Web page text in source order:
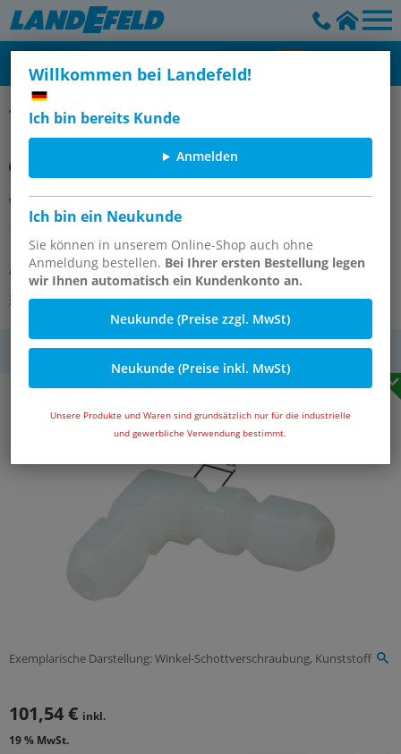
Willkommen bei Landefeld!
Ich bin bereits Kunde
Anmelden
Ich bin ein Neukunde
Sie können in unserem Online-Shop auch ohne
Anmeldung bestellen. Bei Ihrer ersten Bestellung legen
wir Ihnen automatisch ein Kundenkonto an.
Neukunde (Preise zzgl. MwSt)
Neukunde (Preise inkl. MwSt)
Unsere Produkte und Waren sind grundsätzlich nur für die industrielle
und gewerbliche Verwendung bestimmt.
Winkel-Schottverschraubungen
Winkel-Schott-Verschraubung
14x12mm, PVDF
Artikelnummer: WSCK 12 PVDF E
Andere Varianten des Artikels
MwSt.
Exemplarische Darstellung: Winkel-Schottverschraubung, Kunststoff
101,54 € inkl.
19 % MwSt.